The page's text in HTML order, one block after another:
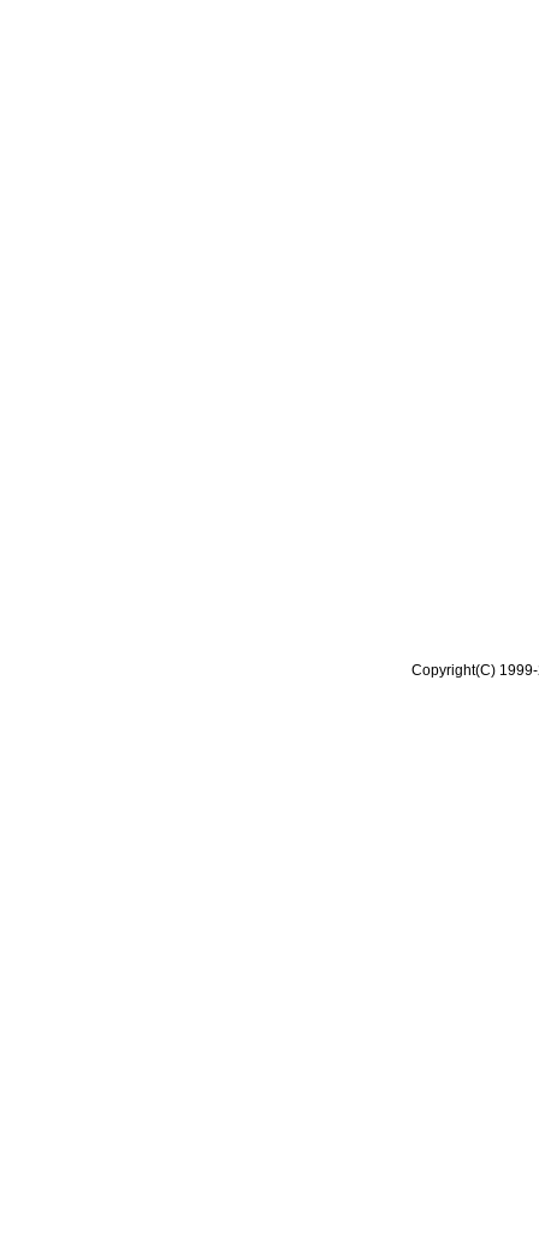
Copyright(C)